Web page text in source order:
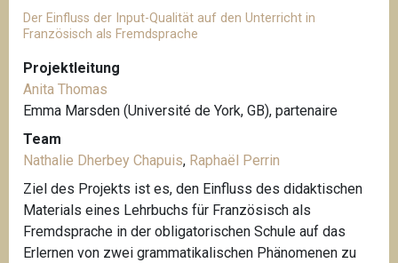
Der Einfluss der Input-Qualität auf den Unterricht in
Französisch als Fremdsprache
Projektleitung
Anita Thomas
Emma Marsden (Université de York, GB), partenaire
Team
Nathalie Dherbey Chapuis, Raphaël Perrin
Ziel des Projekts ist es, den Einfluss des didaktischen
Materials eines Lehrbuchs für Französisch als
Fremdsprache in der obligatorischen Schule auf das
Erlernen von zwei grammatikalischen Phänomenen zu